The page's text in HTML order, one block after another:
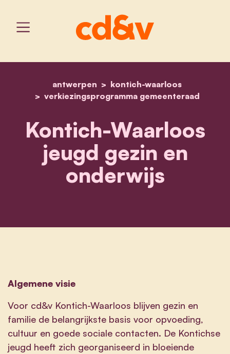
home
antwerpen
kontich-waarloos
verkiezingsprogramma gemeenteraad
kontich-waarloos jeugd
Kontich-Waarloos
jeugd gezin en
onderwijs
Algemene visie
Voor cd&v Kontich-Waarloos blijven gezin en
familie de belangrijkste basis voor opvoeding,
cultuur en goede sociale contacten. De Kontichse
jeugd heeft zich georganiseerd in bloeiende